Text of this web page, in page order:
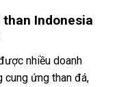
than Indonesia
nhiều doanh
cung ứng than đá,